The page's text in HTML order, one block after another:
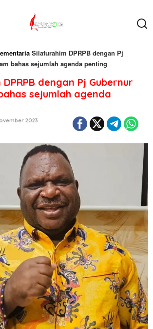
Silaturahim DPRPB dengan Pj
bahas sejumlah agenda penting
dengan Pj Gubernur
sejumlah agenda
2023